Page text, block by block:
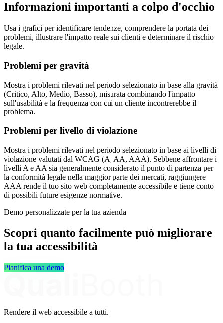
Informazioni importanti a colpo d'occhio
Usa i grafici per identificare tendenze, comprendere la portata dei
problemi, illustrare l'impatto reale sui clienti e determinare il rischio
legale.
Problemi per gravità
Mostra i problemi rilevati nel periodo selezionato in base alla gravità
(Critico, Alto, Medio, Basso), misurata combinando l'impatto
sull'usabilità e la frequenza con cui un cliente incontrerebbe il
problema.
Problemi per livello di violazione
Mostra i problemi rilevati nel periodo selezionato in base ai livelli di
violazione valutati dal WCAG (A, AA, AAA). Sebbene affrontare i
livelli A e AA sia generalmente considerato il punto di partenza per
la conformità legale nella maggior parte dei mercati, raggiungere
AAA rende il tuo sito web completamente accessibile e tiene conto
di possibili future esigenze normative.
Demo personalizzate per la tua azienda
Scopri quanto facilmente può migliorare
la tua accessibilità
Pianifica una demo
Rendere il web accessibile a tutti.